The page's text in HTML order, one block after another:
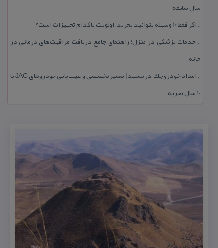
سال سابقه
:: اگر فقط 10 وسیله بتوانید بخرید، اولویت با كدام تجهیزات است؟
:: خدمات پزشكی در منزل؛ راهنمای جامع دریافت مراقبت‌های درمانی در
خانه
::
امداد خودرو جك در مشهد | تعمیر تخصصی و عیب‌یابی خودروهای JAC با
۱۰ سال تجربه